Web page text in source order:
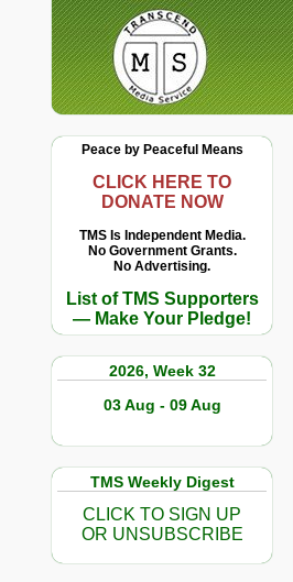
Peace by Peaceful Means
CLICK HERE TO
DONATE NOW
TMS Is Independent Media.
No Government Grants.
No Advertising.
List of TMS Supporters
— Make Your Pledge!
2026, Week 32
03 Aug - 09 Aug
TMS Weekly Digest
CLICK TO SIGN UP
OR UNSUBSCRIBE